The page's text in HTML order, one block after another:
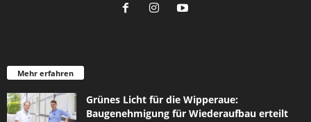
Mehr erfahren
Grünes Licht für die Wipperaue:
Baugenehmigung für Wiederaufbau erteilt